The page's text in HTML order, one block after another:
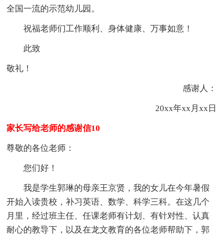
全国一流的示范幼儿园。
祝福老师们工作顺利、身体健康、万事如意！
此致
敬礼！
感谢人：
20xx年xx月xx日
家长写给老师的感谢信10
尊敬的各位老师：
您们好！
我是学生郭琳的母亲王京贤，我的女儿在今年暑假
开始入读贵校，补习英语、数学、科学三科。在这几个
月里，经过班主任、任课老师有计划、有针对性、认真
耐心的教导下，以及在龙文教育的各位老师帮助下，郭